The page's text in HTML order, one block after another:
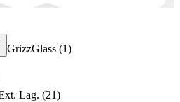
GrizzGlass (1)
Lag. (21)